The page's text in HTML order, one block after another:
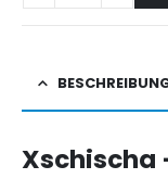
Xschischa